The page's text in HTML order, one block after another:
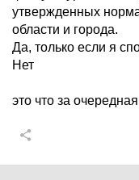
утвержденных
области и города.
Да, только если я
Нет
это что за